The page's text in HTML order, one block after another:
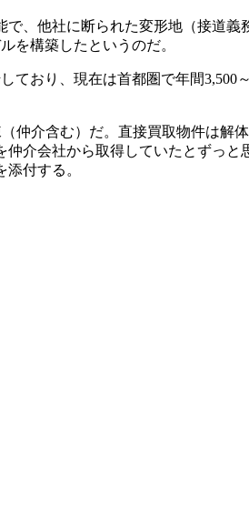
、他社に断られた変形地（接道義
を構築したというのだ。
おり、現在は首都圏で年間3,500
仲介含む）だ。直接買取物件は解
介会社から取得していたとずっと
付する。